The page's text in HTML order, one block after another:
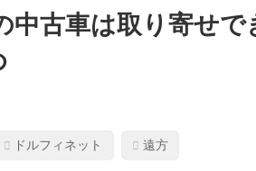
中古車は取り寄せ
ドルフィネット 遠方